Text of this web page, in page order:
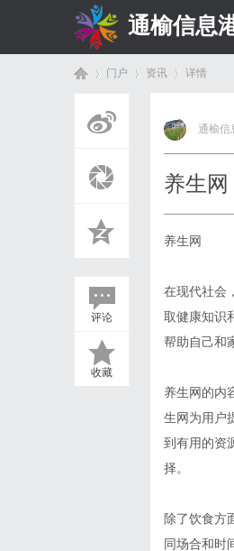
通榆信息
门户 资讯
›
详情
评论
收藏
通榆信
养生
养生网
在现代社会
取健康知识
帮助自己和
养生网的内
生网为用户
到有用的资
择。
除了饮食方
同场合和时